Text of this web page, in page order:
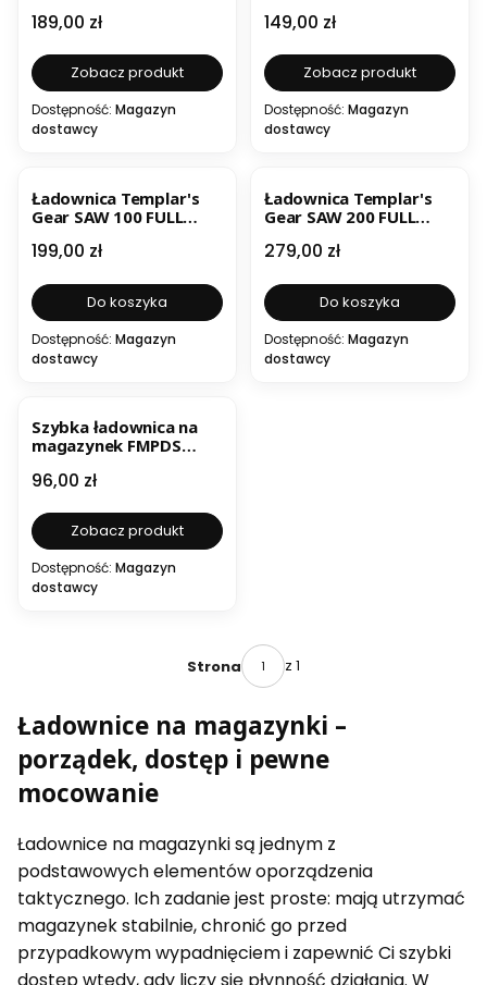
Cena
189,00 zł
Zobacz produkt
Dostępność: Magazyn
dostawcy
karabin
Cena
149,00 zł
Zobacz produkt
Dostępność: Magazyn
dostawcy
Ładownica Templar's
Gear SAW 100 FULL
Cena
199,00 zł
Do koszyka
Dostępność: Magazyn
dostawcy
Ładownica Templar's
Gear SAW 200 FULL
Cena
279,00 zł
Do koszyka
Dostępność: Magazyn
dostawcy
Szybka ładownica na
magazynek FMPDS
pistolet
Cena
96,00 zł
Zobacz produkt
Dostępność: Magazyn
dostawcy
Strona z 1
Ładownice na magazynki –
porządek, dostęp i pewne
mocowanie
Ładownice na magazynki są jednym z
podstawowych elementów oporządzenia
taktycznego. Ich zadanie jest proste: mają utrzymać
magazynek stabilnie, chronić go przed
przypadkowym wypadnięciem i zapewnić Ci szybki
dostęp wtedy, gdy liczy się płynność działania. W